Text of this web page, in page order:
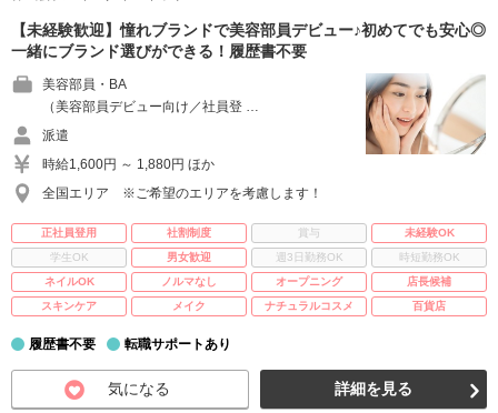
【未経験歓迎】憧れブランドで美容部員デビュー♪初めてでも安心◎
一緒にブランド選びができる！履歴書不要
美容部員・BA
（美容部員デビュー向け／社員登 …
派遣
時給1,600円 ～ 1,880円 ほか
全国エリア ※ご希望のエリアを考慮します！
正社員登用 社割制度 賞与
未経験OK
学生OK
男女歓迎 週3日勤務OK
時短勤務OK
ネイルOK
ノルマなし オープニング
店長候補
スキンケア
メイク ナチュラルコスメ 百貨店
履歴書不要 転職サポートあり
気になる 詳細を見る